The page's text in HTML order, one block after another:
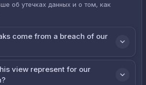
об утечках данных и о том, как
come from a breach of our
view represent for our